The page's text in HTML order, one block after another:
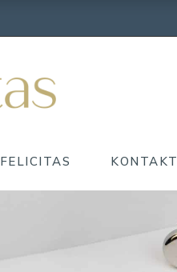
FELICITAS KONTAKT